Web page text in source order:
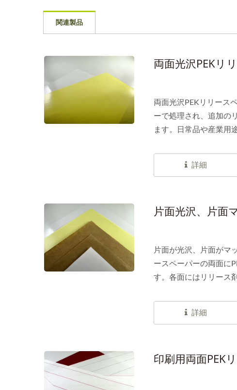
関連製品
両面光沢PEKリ
両面光沢PEKリリース
ーで処理され、追加の
ます。日常品や産業用
詳細
片面光沢、片面
片面が光沢、片面がマ
ースペーパーの両面に
す。各面にはリリース
詳細
印刷用両面PEK